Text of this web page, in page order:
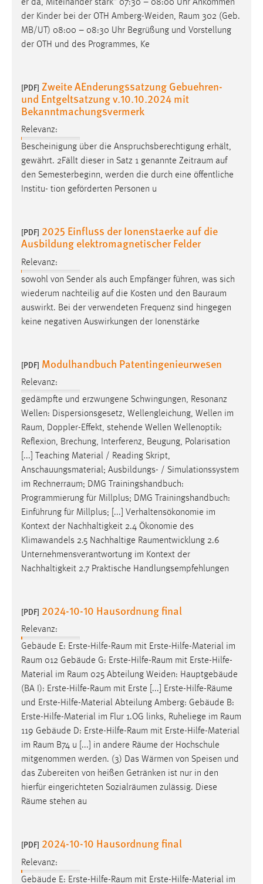
er da, Miteinander stark“ 07:30 – 08:00 Uhr Ankommen
der Kinder bei der OTH Amberg-Weiden, Raum 302 (Geb.
MB/UT) 08:00 – 08:30 Uhr Begrüßung und Vorstellung
der OTH und des Programmes, Ke
[PDF] Zweite AEnderungssatzung Gebuehren-
und Entgeltsatzung v.10.10.2024 mit
Bekanntmachungsvermerk
Relevanz:
Bescheinigung über die Anspruchsberechtigung erhält,
gewährt. 2Fällt dieser in Satz 1 genannte Zeitraum auf
den Semesterbeginn, werden die durch eine öffentliche
Institu- tion geförderten Personen u
[PDF] 2025 Einfluss der Ionenstaerke auf die
Ausbildung elektromagnetischer Felder
Relevanz:
sowohl von Sender als auch Empfänger führen, was sich
wiederum nachteilig auf die Kosten und den Bauraum
auswirkt. Bei der verwendeten Frequenz sind hingegen
keine negativen Auswirkungen der Ionenstärke
[PDF] Modulhandbuch Patentingenieurwesen
Relevanz:
gedämpfte und erzwungene Schwingungen, Resonanz
Wellen: Dispersionsgesetz, Wellengleichung, Wellen im
Raum, Doppler-Effekt, stehende Wellen Wellenoptik:
Reflexion, Brechung, Interferenz, Beugung, Polarisation
[...] Teaching Material / Reading Skript,
Anschauungsmaterial; Ausbildungs- / Simulationssystem
im Rechnerraum; DMG Trainingshandbuch:
Programmierung für Millplus; DMG Trainingshandbuch:
Einführung für Millplus; [...] Verhaltensökonomie im
Kontext der Nachhaltigkeit 2.4 Ökonomie des
Klimawandels 2.5 Nachhaltige Raumentwicklung 2.6
Unternehmensverantwortung im Kontext der
Nachhaltigkeit 2.7 Praktische Handlungsempfehlungen
[PDF] 2024-10-10 Hausordnung final
Relevanz:
Gebäude E: Erste-Hilfe-Raum mit Erste-Hilfe-Material im
Raum 012 Gebäude G: Erste-Hilfe-Raum mit Erste-Hilfe-
Material im Raum 025 Abteilung Weiden: Hauptgebäude
(BA I): Erste-Hilfe-Raum mit Erste [...] Erste-Hilfe-Räume
und Erste-Hilfe-Material Abteilung Amberg: Gebäude B:
Erste-Hilfe-Material im Flur 1.OG links, Ruheliege im Raum
119 Gebäude D: Erste-Hilfe-Raum mit Erste-Hilfe-Material
im Raum B74 u [...] in andere Räume der Hochschule
mitgenommen werden. (3) Das Wärmen von Speisen und
das Zubereiten von heißen Getränken ist nur in den
hierfür eingerichteten Sozialräumen zulässig. Diese
Räume stehen au
[PDF] 2024-10-10 Hausordnung final
Relevanz:
Gebäude E: Erste-Hilfe-Raum mit Erste-Hilfe-Material im
Performance
Zweck:
Für performante Seitenauslieferung wird in diesem Cookie
gespeichert, ob man eingeloggt ist.
Sprachpräferenz
Name:
Das Cookie speichert die gewählte Sprache der Website.
30 Tage
Chat
Name:
Wird benötigt um die Chatfunktion nutzen zu können.
Cookie Laufzeit:
MibewSessionID, mibew-chat-frame-style-
5e9dbeb1811c0446 = Sitzungslaufzeit, mibew_locale = 3
Jahre, MIBEW_UserID = 1 Jahr
Login
Name:
fe_user, be_user, be_lastLoginProvider
Zweck:
Dieser Cookie ist notwendig um sich an der Website
STATISTIK
Statistik Cookies erfassen Informationen anonym.
Diese Informationen helfen uns zu verstehen, wie
unsere Besucher unsere Website nutzen.
Matomo
Name:
_pk_ref, _pk_cvar, _pk_id, _pk_ses
Zweck:
Zugriffsstatistik
MARKETING